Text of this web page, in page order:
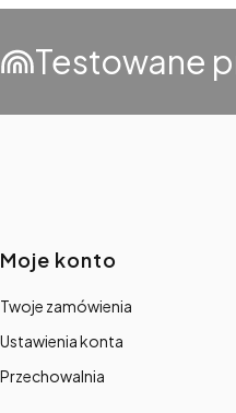
Testowane
Linki w
Moje konto
Twoje zamówienia
Ustawienia konta
Przechowalnia